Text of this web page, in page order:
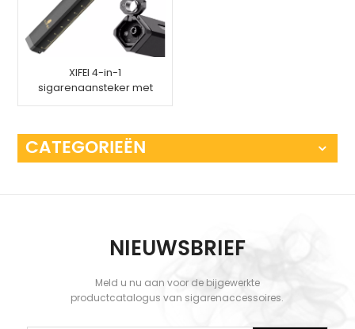
XIFEI 4-in-1
sigarenaansteker met
meetinstrument voor
CATEGORIEËN
NIEUWSBRIEF
Meld u nu aan voor de bijgewerkte
productcatalogus van sigarenaccessoires.